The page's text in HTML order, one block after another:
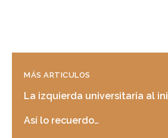
MÁS ARTICULOS
La izquierda universitaria al
Así lo recuerdo…